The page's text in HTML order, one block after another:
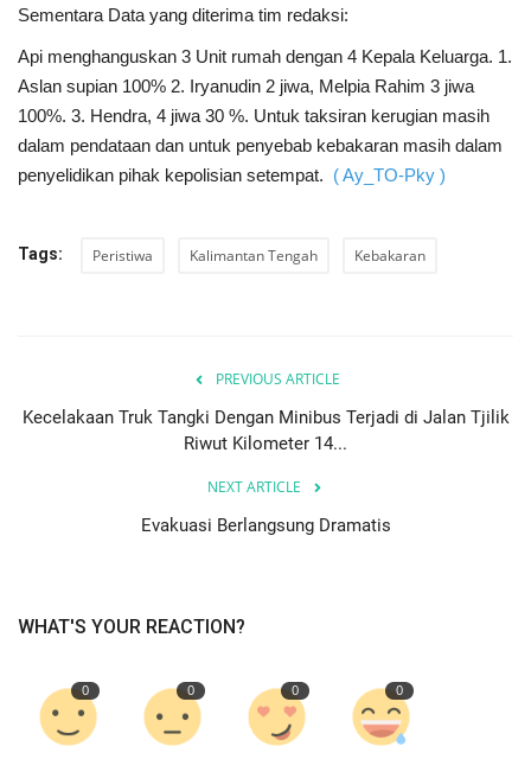
Sementara Data yang diterima tim redaksi:
Api menghanguskan 3 Unit rumah dengan 4 Kepala Keluarga. 1.
Aslan supian 100% 2. Iryanudin 2 jiwa, Melpia Rahim 3 jiwa
100%. 3. Hendra, 4 jiwa 30 %. Untuk taksiran kerugian masih
dalam pendataan dan untuk penyebab kebakaran masih dalam
penyelidikan pihak kepolisian setempat. (Ay_TO-Pky )
Tags: Peristiwa Kalimantan Tengah Kebakaran
PREVIOUS ARTICLE
Kecelakaan Truk Tangki Dengan Minibus Terjadi di Jalan Tjilik
Riwut Kilometer 14...
NEXT ARTICLE
Evakuasi Berlangsung Dramatis
WHAT'S YOUR REACTION?
0 0 0 0